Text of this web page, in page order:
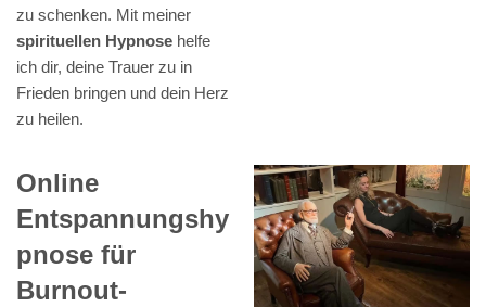
zu schenken. Mit meiner
spirituellen Hypnose helfe
ich dir, deine Trauer zu in
Frieden bringen und dein Herz
zu heilen.
Online
Entspannungshy
pnose für
Burnout-